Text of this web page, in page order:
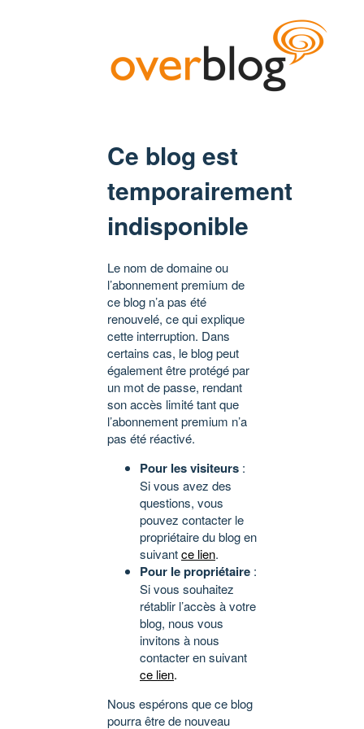
Ce blog est
temporairement
indisponible
Le nom de domaine ou
l’abonnement premium de
ce blog n’a pas été
renouvelé, ce qui explique
cette interruption. Dans
certains cas, le blog peut
également être protégé par
un mot de passe, rendant
son accès limité tant que
l’abonnement premium n’a
pas été réactivé.
Pour les visiteurs :
Si vous avez des
questions, vous
pouvez contacter le
propriétaire du blog en
suivantce lien.
Pour le propriétaire :
Si vous souhaitez
rétablir l’accès à votre
blog, nous vous
invitons à nous
contacter en suivant
ce lien.
Nous espérons que ce blog
pourra être de nouveau